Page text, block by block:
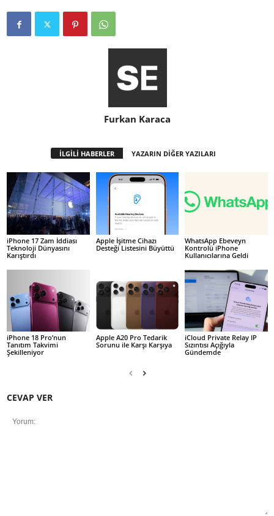
Furkan Karaca
İLGİLİ HABERLER YAZARIN DİĞER YAZILARI
iPhone 17 Zam İddiası
Teknoloji Dünyasını
Karıştırdı
Apple İşitme Cihazı
Desteği Listesini Büyüttü
WhatsApp Ebeveyn
Kontrolü iPhone
Kullanıcılarına Geldi
iPhone 18 Pro’nun
Tanıtım Takvimi
Şekilleniyor
Apple A20 Pro Tedarik
Sorunu ile Karşı Karşıya
iCloud Private Relay IP
Sızıntısı Açığıyla
Gündemde
CEVAP VER